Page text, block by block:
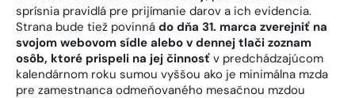
sprísnia pravidlá pre prijímanie darov a ich evidencia.
Strana bude tiež povinná do dňa 31. marca zverejniť na
svojom webovom sídle alebo v dennej tlači zoznam
osôb, ktoré prispeli na jej činnosť v predchádzajúcom
kalendárnom roku sumou vyššou ako je minimálna mzda
pre zamestnanca odmeňovaného mesačnou mzdou